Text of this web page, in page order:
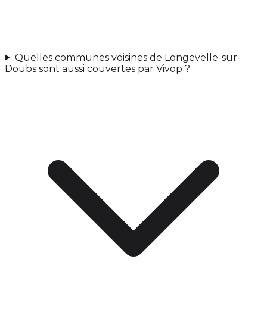
Quelles communes voisines de Longevelle-sur-
Doubs sont aussi couvertes par Vivop ?